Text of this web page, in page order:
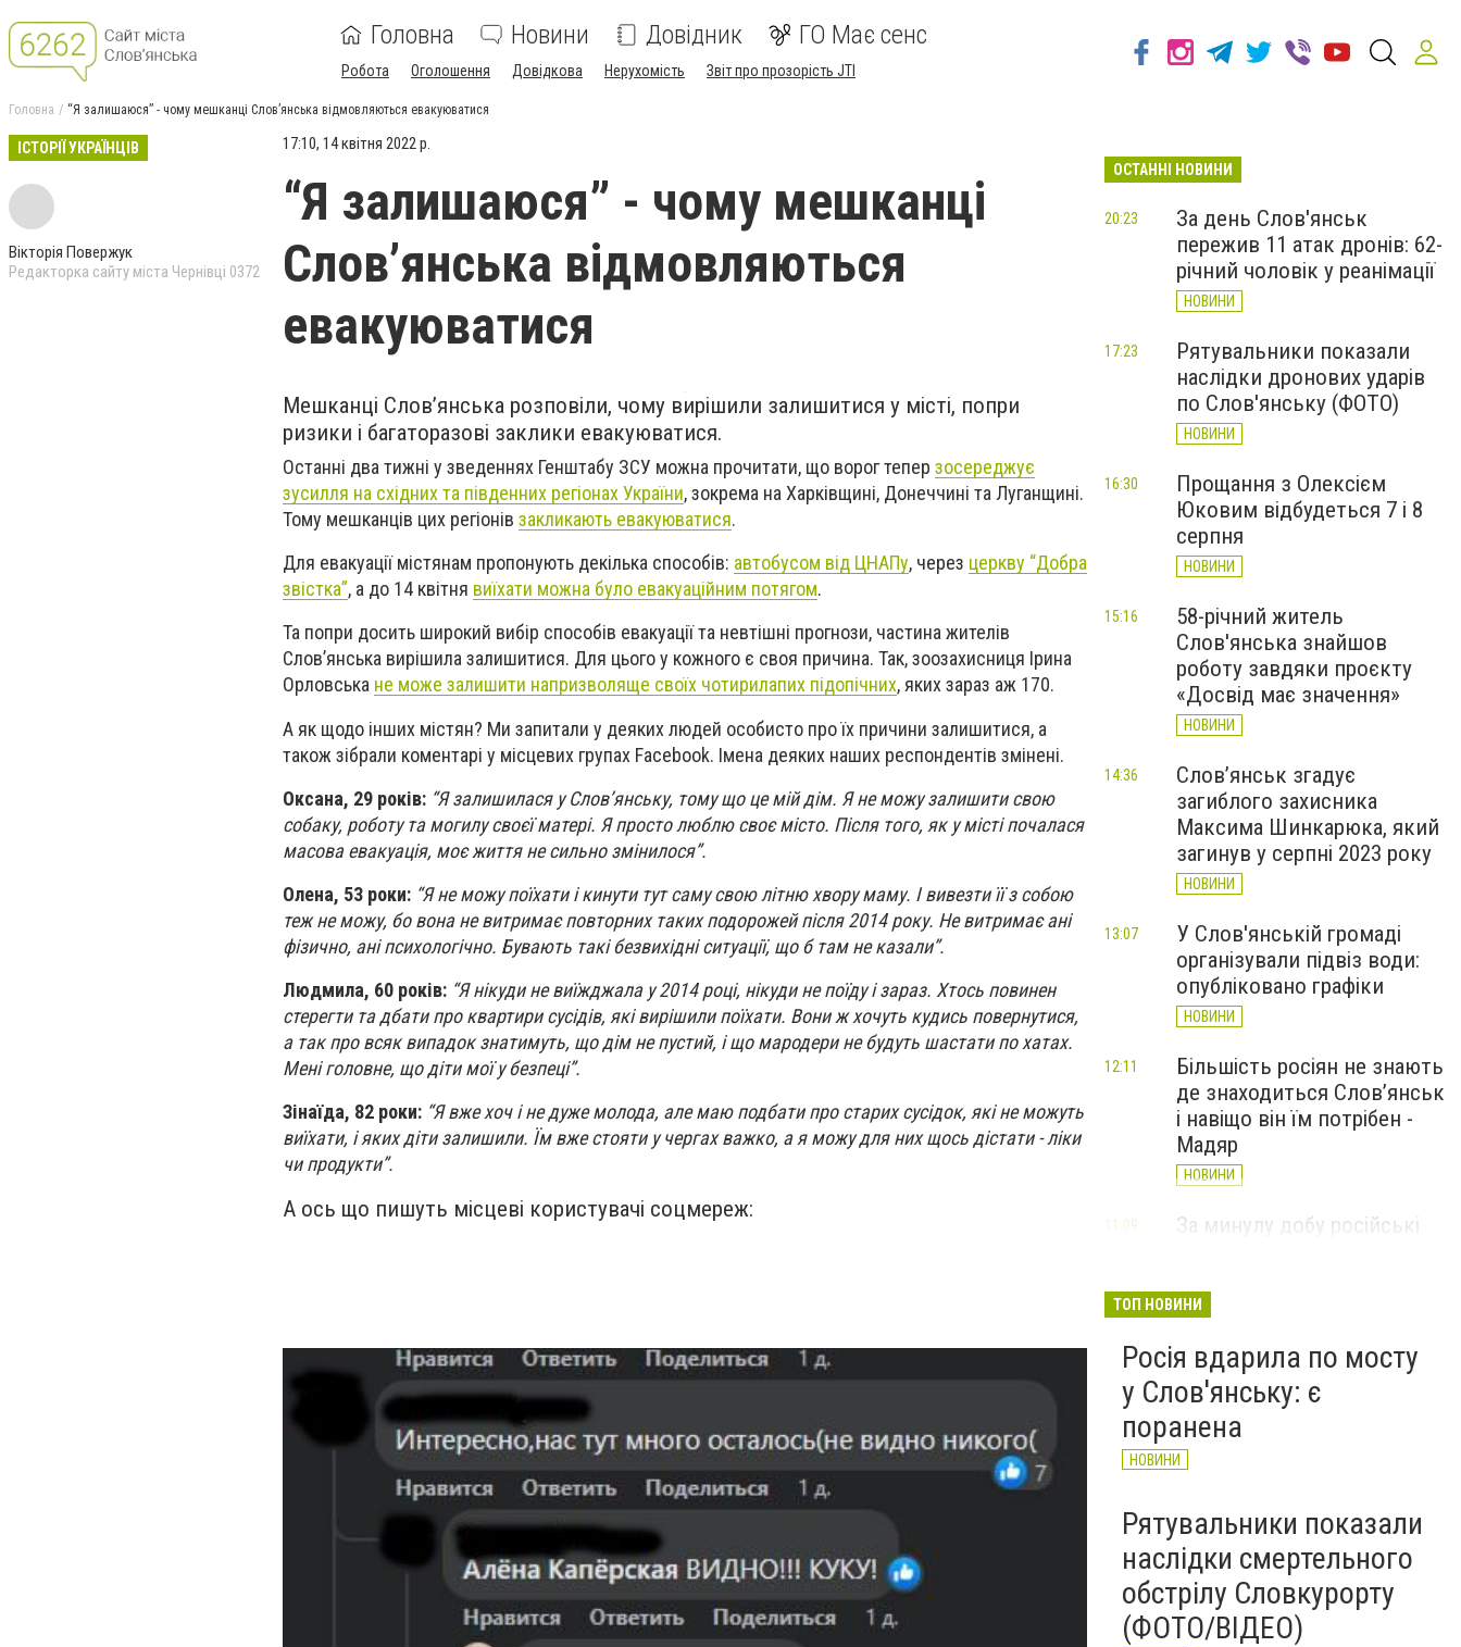
Головна Новини Довідник ГО Має сенс
Робота Оголошення Довідкова Нерухомість Звіт про прозорість JTI
Головна “Я залишаюся” - чому мешканці Слов’янська відмовляються евакуюватися
ІСТОРІЇ УКРАЇНЦІВ
Вікторія Повержук
Редакторка сайту міста Чернівці 0372
17:10, 14 квітня 2022 р.
“Я залишаюся” - чому мешканці
Слов’янська відмовляються
евакуюватися
Мешканці Слов’янська розповіли, чому вирішили залишитися у місті, попри
ризики і багаторазові заклики евакуюватися.
Останні два тижні у зведеннях Генштабу ЗСУ можна прочитати, що ворог тепер зосереджує
зусилля на східних та південних регіонах України, зокрема на Харківщині, Донеччині та Луганщині.
Тому мешканців цих регіонів закликають евакуюватися.
Для евакуації містянам пропонують декілька способів: автобусом від ЦНАПу, через церкву “Добра
звістка”, а до 14 квітня виїхати можна було евакуаційним потягом.
Та попри досить широкий вибір способів евакуації та невтішні прогнози, частина жителів
Слов’янська вирішила залишитися. Для цього у кожного є своя причина. Так, зоозахисниця Ірина
Орловська не може залишити напризволяще своїх чотирилапих підопічних, яких зараз аж 170.
А як щодо інших містян? Ми запитали у деяких людей особисто про їх причини залишитися, а
також зібрали коментарі у місцевих групах Facebook. Імена деяких наших респондентів змінені.
Оксана, 29 років: “Я залишилася у Слов’янську, тому що це мій дім. Я не можу залишити свою
собаку, роботу та могилу своєї матері. Я просто люблю своє місто. Після того, як у місті почалася
масова евакуація, моє життя не сильно змінилося”.
Олена, 53 роки: “Я не можу поїхати і кинути тут саму свою літню хвору маму. І вивезти її з собою
теж не можу, бо вона не витримає повторних таких подорожей після 2014 року. Не витримає ані
фізично, ані психологічно. Бувають такі безвихідні ситуації, що б там не казали”.
Людмила, 60 років: “Я нікуди не виїжджала у 2014 році, нікуди не поїду і зараз. Хтось повинен
стерегти та дбати про квартири сусідів, які вирішили поїхати. Вони ж хочуть кудись повернутися,
а так про всяк випадок знатимуть, що дім не пустий, і що мародери не будуть шастати по хатах.
Мені головне, що діти мої у безпеці”.
Зінаїда, 82 роки: “Я вже хоч і не дуже молода, але маю подбати про старих сусідок, які не можуть
виїхати, і яких діти залишили. Їм вже стояти у чергах важко, а я можу для них щось дістати - ліки
чи продукти”.
А ось що пишуть місцеві користувачі соцмереж:
ОСТАННІ НОВИНИ
За день Слов'янськ
пережив 11 атак дронів: 62-
річний чоловік у реанімації
НОВИНИ
20:23
Рятувальники показали
наслідки дронових ударів
по Слов'янську (ФОТО)
НОВИНИ
17:23
Прощання з Олексієм
Юковим відбудеться 7 і 8
серпня
НОВИНИ
16:30
58-річний житель
Слов'янська знайшов
роботу завдяки проєкту
«Досвід має значення»
НОВИНИ
15:16
Слов’янськ згадує
загиблого захисника
Максима Шинкарюка, який
загинув у серпні 2023 року
НОВИНИ
14:36
У Слов'янській громаді
організували підвіз води:
опубліковано графіки
НОВИНИ
13:07
Більшість росіян не знають
де знаходиться Слов’янськ
і навіщо він їм потрібен -
Мадяр
НОВИНИ
12:11
За минулу добу російські
великої війни: 6 серпня
11:09
ТОП НОВИНИ
Росія вдарила по мосту
у Слов'янську: є
поранена
НОВИНИ
Рятувальники показали
наслідки смертельного
обстрілу Словкурорту
(ФОТО/ВІДЕО)